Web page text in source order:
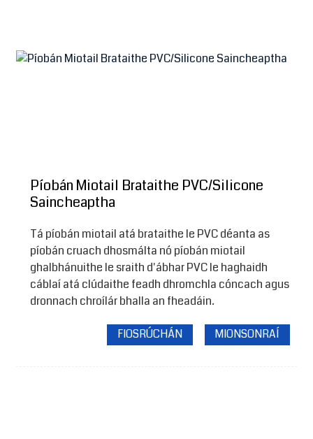
Píobán Miotail Brataithe PVC/Silicone
Saincheaptha
Tá píobán miotail atá brataithe le PVC déanta as
píobán cruach dhosmálta nó píobán miotail
ghalbhánuithe le sraith d'ábhar PVC le haghaidh
cáblaí atá clúdaithe feadh dhromchla cóncach agus
dronnach chroílár bhalla an fheadáin.
FIOSRÚCHÁN MIONSONRAÍ